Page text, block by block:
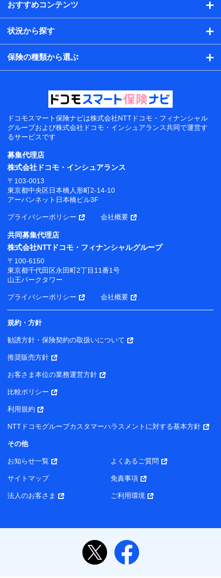
おすすめコンテンツ
状況から探す
保険の種類から選ぶ
ドコモスマート保険ナビは株式会社NTTドコモ・フィナンシャル
グループおよび株式会社ドコモ・インシュアランス共同で運営す
るサービスです
募集代理店
株式会社ドコモ・インシュアランス
〒103-0013
東京都中央区日本橋人形町2-14-10
アーバンネット日本橋ビル3F
プライバシーポリシー 会社概要
共同募集代理店
株式会社NTTドコモ・フィナンシャルグループ
〒100-6150
東京都千代田区永田町2丁目11番1号
山王パークタワー
プライバシーポリシー 会社概要
規約・方針
勧誘方針・保険契約の取扱いについて
推奨販売方針
お客さま本位の業務運営方針
比較ポリシー
利用規約
NTTドコモグループカスタマーハラスメントに対する基本方針
その他
お知らせ一覧 よくあるご質問
サイトマップ 免責事項
法人のお客さま ご利用環境